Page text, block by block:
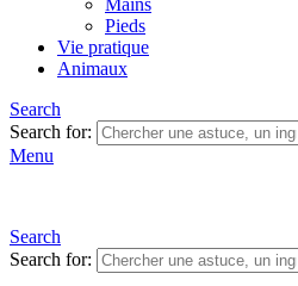
Mains
Pieds
Vie pratique
Animaux
Search
Search for:
Menu
Search
Search for: